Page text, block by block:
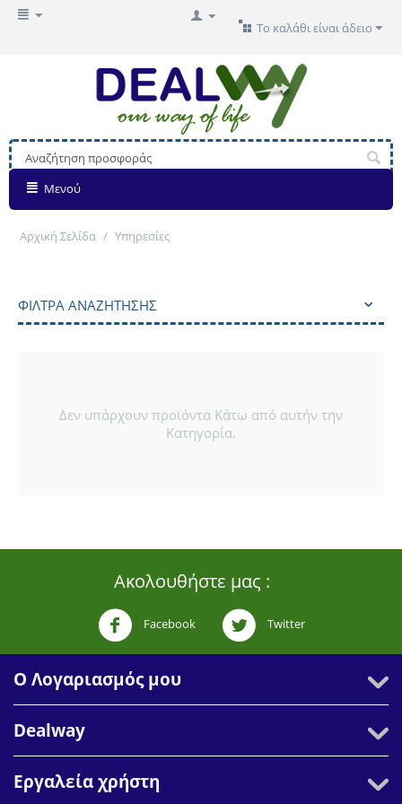
Το καλάθι είναι άδειο
Μενού
Αρχική Σελίδα / Υπηρεσίες
ΦΊΛΤΡΑ ΑΝΑΖΉΤΗΣΗΣ
Δεν υπάρχουν προϊόντα Κάτω από αυτήν την
Κατηγορία.
Ακολουθήστε μας :
Facebook Twitter
Ο Λογαριασμός μου
Dealway
Εργαλεία χρήστη